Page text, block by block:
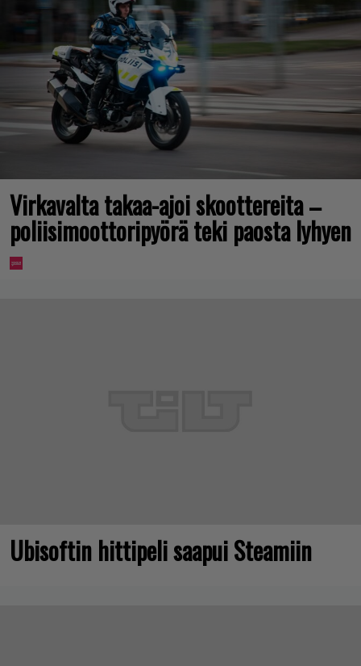
Virkavalta takaa-ajoi skoottereita –
poliisimoottoripyörä teki paosta lyhyen
Ubisoftin hittipeli saapui Steamiin